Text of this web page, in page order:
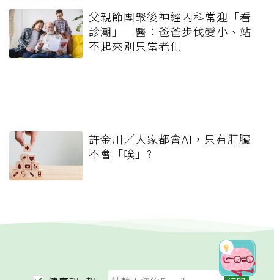
父親節團聚後神經內科常迎「看
診潮」 醫：爸爸步伐變小、站
不起來別只當老化
許金川／大家都會AI，只有肝臟
不會「唉」?